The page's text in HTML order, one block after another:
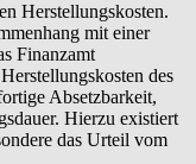
Herstellungskosten.
mit einer
Finanzamt
des
Absetzbarkeit,
Hierzu existiert
das Urteil vom